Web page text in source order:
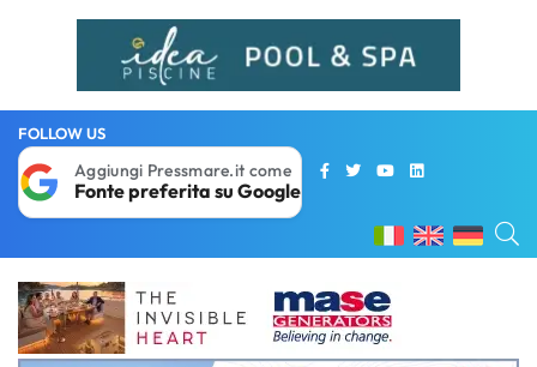
FOLLOW US
Aggiungi Pressmare.it come
Fonte preferita su Google